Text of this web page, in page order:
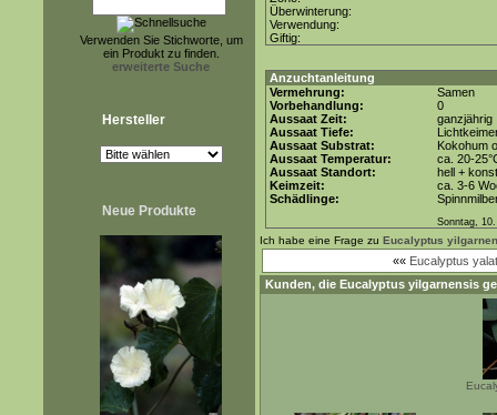
Verwenden Sie Stichworte, um
ein Produkt zu finden.
erweiterte Suche
Hersteller
Neue Produkte
Überwinterung:
Verwendung:
Giftig:
Anzuchtanleitung
Vermehrung:
Samen
Vorbehandlung:
0
Aussaat Zeit:
ganzjährig
Aussaat Tiefe:
Aussaat Substrat:
Kokohum
Aussaat Temperatur:
ca. 20-
Aussaat Standort:
hell +
Keimzeit:
ca. 3-6
Schädlinge:
Sonntag,
Ich habe eine Frage zu Eucalyptus
«« Eucalyptus
Kunden, die Eucalyptus yilgarnensis